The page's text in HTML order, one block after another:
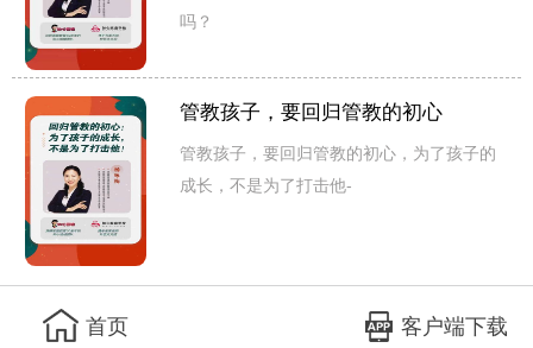
吗？
管教孩子，要回归管教的初心
管教孩子，要回归管教的初心，为了孩子的
成长，不是为了打击他-
首页 客户端下载